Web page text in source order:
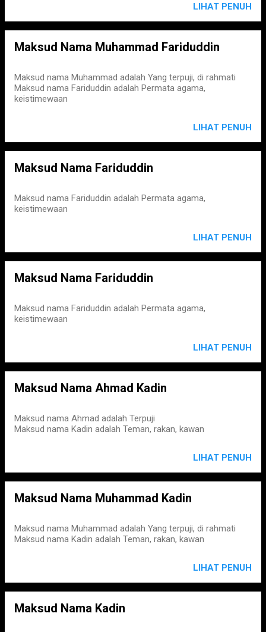
LIHAT PENUH
Maksud Nama Muhammad Fariduddin
Maksud nama Muhammad adalah Yang terpuji, di rahmati
Maksud nama Fariduddin adalah Permata agama,
keistimewaan
LIHAT PENUH
Maksud Nama Fariduddin
Maksud nama Fariduddin adalah Permata agama,
keistimewaan
LIHAT PENUH
Maksud Nama Fariduddin
Maksud nama Fariduddin adalah Permata agama,
keistimewaan
LIHAT PENUH
Maksud Nama Ahmad Kadin
Maksud nama Ahmad adalah Terpuji
Maksud nama Kadin adalah Teman, rakan, kawan
LIHAT PENUH
Maksud Nama Muhammad Kadin
Maksud nama Muhammad adalah Yang terpuji, di rahmati
Maksud nama Kadin adalah Teman, rakan, kawan
LIHAT PENUH
Maksud Nama Kadin